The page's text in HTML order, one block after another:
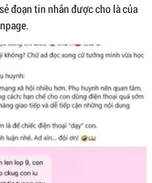
đoạn tin nhắn được cho là của